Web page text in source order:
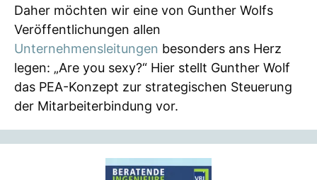
Daher möchten wir eine von Gunther Wolfs
Veröffentlichungen allen
Unternehmensleitungen besonders ans Herz
legen: „Are you sexy?“ Hier stellt Gunther Wolf
das PEA-Konzept zur strategischen Steuerung
der Mitarbeiterbindung vor.